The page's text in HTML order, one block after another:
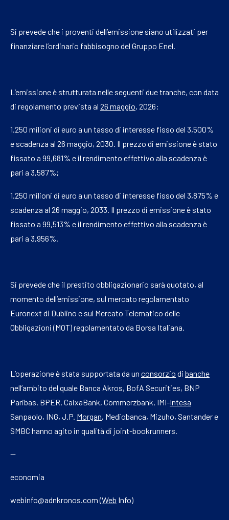
Si prevede che i proventi dell’emissione siano utilizzati per
finanziare l’ordinario fabbisogno del Gruppo Enel.
L’emissione è strutturata nelle seguenti due tranche, con data
di regolamento prevista al 26 maggio, 2026:
1.250 milioni di euro a un tasso di interesse fisso del 3,500%
e scadenza al 26 maggio, 2030. Il prezzo di emissione è stato
fissato a 99,681% e il rendimento effettivo alla scadenza è
pari a 3,587%;
1.250 milioni di euro a un tasso di interesse fisso del 3,875% e
scadenza al 26 maggio, 2033. Il prezzo di emissione è stato
fissato a 99,513% e il rendimento effettivo alla scadenza è
pari a 3,956%.
Si prevede che il prestito obbligazionario sarà quotato, al
momento dell’emissione, sul mercato regolamentato
Euronext di Dublino e sul Mercato Telematico delle
Obbligazioni (MOT) regolamentato da Borsa Italiana.
L’operazione è stata supportata da un consorzio di banche
nell’ambito del quale Banca Akros, BofA Securities, BNP
Paribas, BPER, CaixaBank, Commerzbank, IMI-Intesa
Sanpaolo, ING, J.P. Morgan, Mediobanca, Mizuho, Santander e
SMBC hanno agito in qualità di joint-bookrunners.
—
economia
webinfo@adnkronos.com (Web Info)